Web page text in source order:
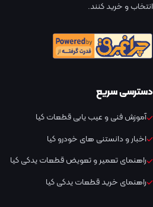
انتخاب و خرید کنند.
دسترسی سریع
آموزش فنی و عیب یابی قطعات کیا
اخبار و دانستنی های خودرو کیا
راهنمای تعمیر و تعویض قطعات یدکی کیا
راهنمای خرید قطعات یدکی کیا